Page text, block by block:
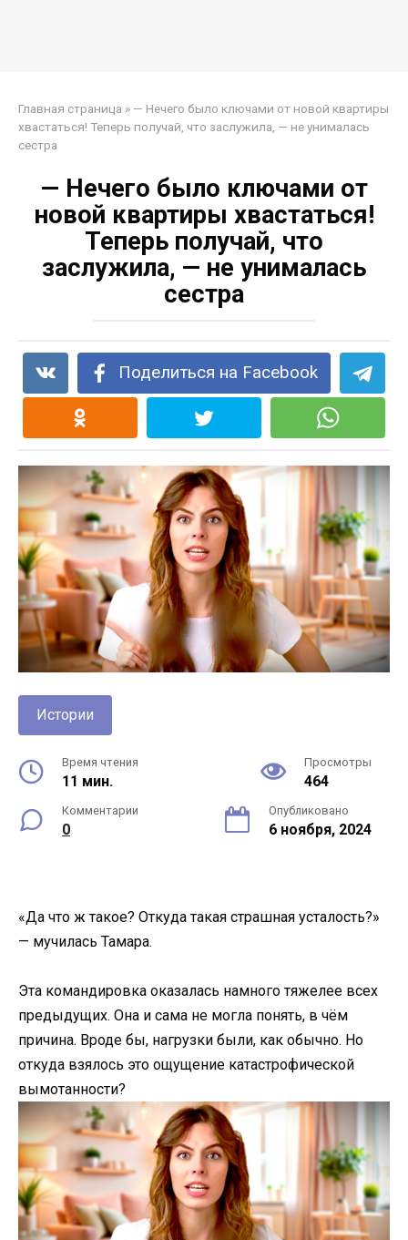
Главная страница » — Нечего было ключами от новой квартиры
хвастаться! Теперь получай, что заслужила, — не унималась
сестра
— Нечего было ключами от
новой квартиры хвастаться!
Теперь получай, что
заслужила, — не унималась
сестра
Поделиться на Facebook
Истории
Время чтения
11 мин.
Просмотры
464
Комментарии
0
Опубликовано
6 ноября, 2024
«Да что ж такое? Откуда такая страшная усталость?»
— мучилась Тамара.
Эта командировка оказалась намного тяжелее всех
предыдущих. Она и сама не могла понять, в чём
причина. Вроде бы, нагрузки были, как обычно. Но
откуда взялось это ощущение катастрофической
вымотанности?